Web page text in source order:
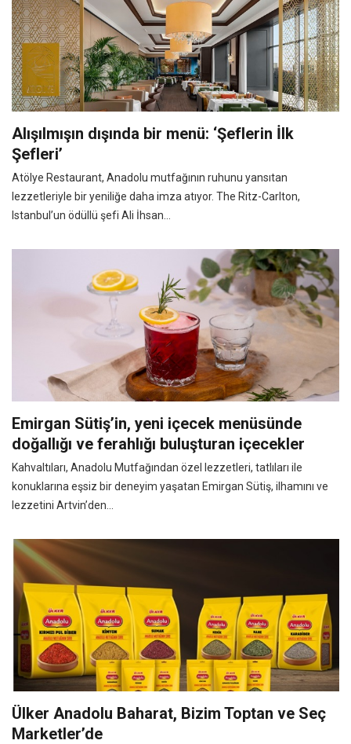
Alışılmışın dışında bir menü: ‘Şeflerin İlk
Şefleri’
Atölye Restaurant, Anadolu mutfağının ruhunu yansıtan
lezzetleriyle bir yeniliğe daha imza atıyor. The Ritz-Carlton,
Istanbul’un ödüllü şefi Ali İhsan...
Emirgan Sütiş’in, yeni içecek menüsünde
doğallığı ve ferahlığı buluşturan içecekler
Kahvaltıları, Anadolu Mutfağından özel lezzetleri, tatlıları ile
konuklarına eşsiz bir deneyim yaşatan Emirgan Sütiş, ilhamını ve
lezzetini Artvin’den...
Ülker Anadolu Baharat, Bizim Toptan ve Seç
Marketler’de